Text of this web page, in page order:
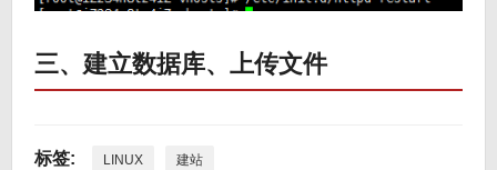
三、建立数据库、上传文件
标签: LINUX 建站